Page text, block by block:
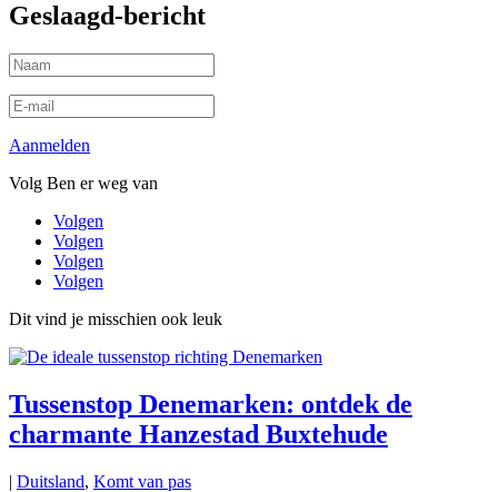
Geslaagd-bericht
Aanmelden
Volg Ben er weg van
Volgen
Volgen
Volgen
Volgen
Dit vind je misschien ook leuk
Tussenstop Denemarken: ontdek de
charmante Hanzestad Buxtehude
| Duitsland, Komt van pas